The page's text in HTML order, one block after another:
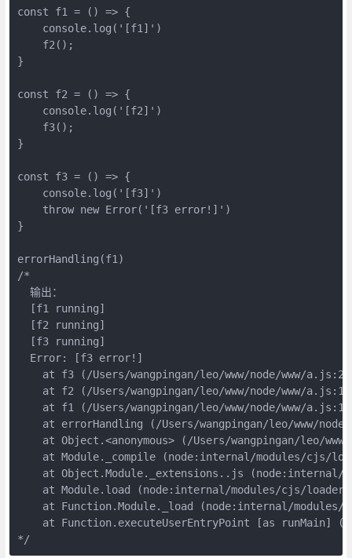
const f1 = () => {
    console.log('[f1]')
    f2();
}
const f2 = () => {
    console.log('[f2]')
    f3();
}
const f3 = () => {
    console.log('[f3]')
    throw new Error('[f3 error!]')
}
errorHandling(f1)
/*
  输出：
  [f1 running]
  [f2 running]
  [f3 running]
  Error: [f3 error!]
at f3 (/Users/wangpingan/leo/www/node/www/
at f2 (/Users/wangpingan/leo/www/node/www/
at f1 (/Users/wangpingan/leo/www/node/www/
at errorHandling (/Users/wangpingan/leo/www/
at Object.<anonymous> (/Users/wangpingan/leo/
at Module._compile (node:internal/modules/cjs/
at Object.Module._extensions..js (node:internal/
at Module.load (node:internal/modules/cjs/
at Function.Module._load (node:internal/modules/
at Function.executeUserEntryPoint [as runMain]
*/